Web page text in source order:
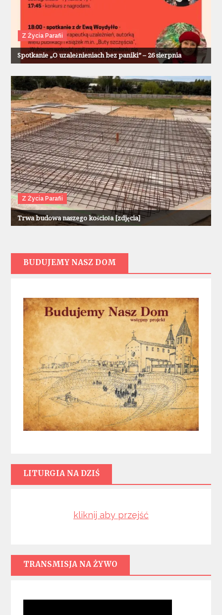
Z Życia Parafii
Spotkanie „O uzależnieniach bez paniki” – 26 sierpnia
Z Życia Parafii
Trwa budowa naszego kościoła [zdjęcia]
BUDUJEMY NASZ DOM
LITURGIA NA DZIŚ
kliknij aby przejść
TRANSMISJA NA ŻYWO